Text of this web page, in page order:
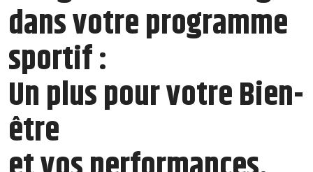
dans votre programme
sportif :
Un plus pour votre Bien-
être